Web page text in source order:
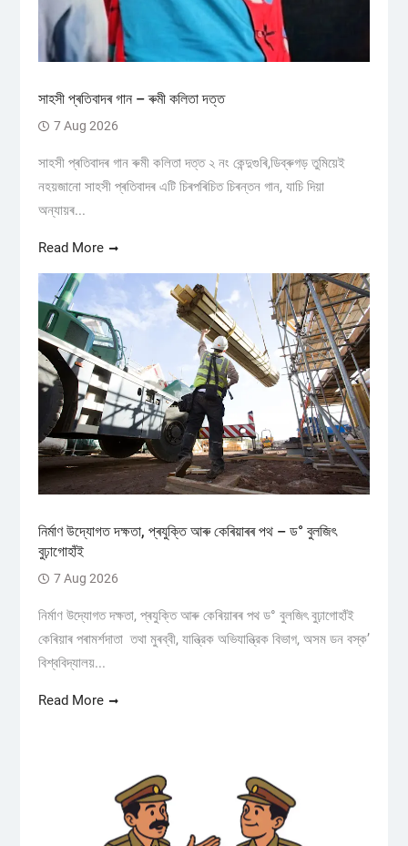
সাহসী প্ৰতিবাদৰ গান – ৰুমী কলিতা দত্ত
7 Aug 2026
সাহসী প্ৰতিবাদৰ গান ৰুমী কলিতা দত্ত ২ নং কেন্দুগুৰি,ডিব্ৰুগড় তুমিয়েই
নহয়জানো সাহসী প্ৰতিবাদৰ এটি চিৰপৰিচিত চিৰন্তন গান, যাচি দিয়া
অন্যায়ৰ...
Read More
নিৰ্মাণ উদ্যোগত দক্ষতা, প্ৰযুক্তি আৰু কেৰিয়াৰৰ পথ – ড° বুলজিৎ
বুঢ়াগোহাঁই
7 Aug 2026
নিৰ্মাণ উদ্যোগত দক্ষতা, প্ৰযুক্তি আৰু কেৰিয়াৰৰ পথ ড° বুলজিৎ বুঢ়াগোহাঁই
কেৰিয়াৰ পৰামৰ্শদাতা তথা মুৰব্বী, যান্ত্রিক অভিযান্ত্রিক বিভাগ, অসম ডন বস্ক’
বিশ্ববিদ্যালয়...
Read More